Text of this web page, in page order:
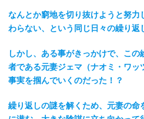
なんとか窮地を切り抜けようと努
わらない、という同じ日々の繰り返
しかし、ある事がきっかけで、こ
者である元妻ジェマ（ナオミ・ワッ
事実を掴んでいくのだった！？
繰り返しの謎を解くため、元妻の